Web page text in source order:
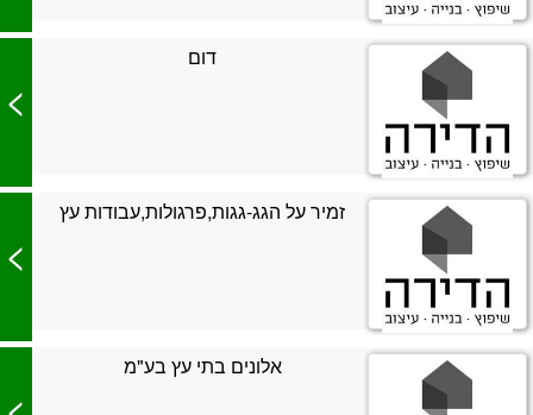
דום
>
זמיר על הגג-גגות,פרגולות,עבודות עץ
>
אלונים בתי עץ בע"מ